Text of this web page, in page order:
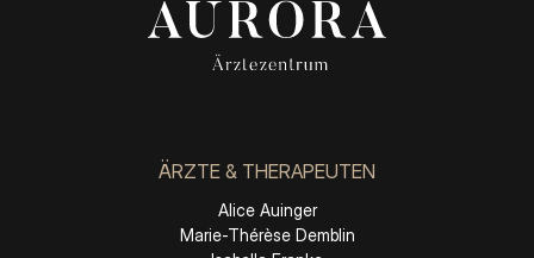
ÄRZTE & THERAPEUTEN
Alice Auinger
Marie-Thérèse Demblin